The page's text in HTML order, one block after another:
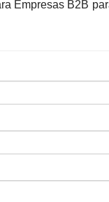
Empresas B2B